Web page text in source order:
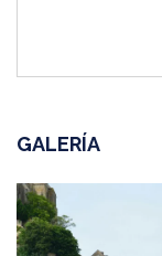
GALERÍA